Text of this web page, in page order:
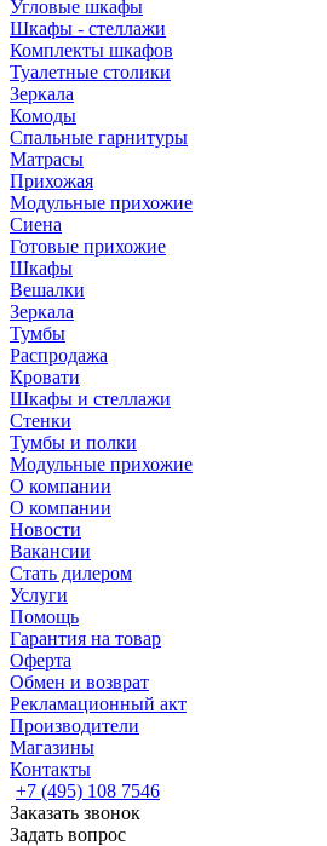
Угловые шкафы
Шкафы - стеллажи
Комплекты шкафов
Туалетные столики
Зеркала
Комоды
Спальные гарнитуры
Матрасы
Прихожая
Модульные прихожие
Сиена
Готовые прихожие
Шкафы
Вешалки
Зеркала
Тумбы
Распродажа
Кровати
Шкафы и стеллажи
Стенки
Тумбы и полки
Модульные прихожие
О компании
О компании
Новости
Вакансии
Стать дилером
Услуги
Помощь
Гарантия на товар
Оферта
Обмен и возврат
Рекламационный акт
Производители
Магазины
Контакты
+7 (495) 108 7546
Заказать звонок
Задать вопрос